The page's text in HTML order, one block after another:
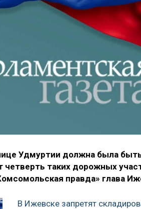
Удмуртии должна была
таких дорожных
правда» глава
В Ижевске запретят